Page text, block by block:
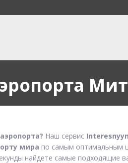
Наш сервис
мира по самым оптимальным
найдете самые подходящие